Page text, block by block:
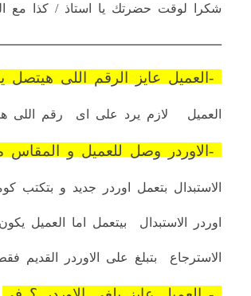
شكرا لوقت حضرتك يا استاذ / كذا مع
العميل لازم يرد على اى رقم اللى
الاستبدال بتعمل اوردر جديد و بتكتب
اوردر الاستبدال بيتعمل اما العميل
الاسترجاع بتبلغ على الاوردر القديم